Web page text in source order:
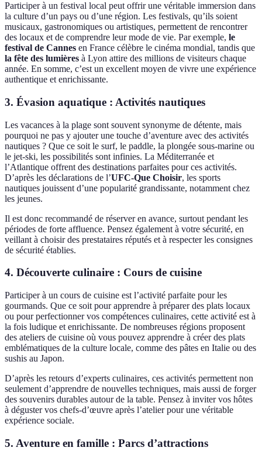
Participer à un festival local peut offrir une véritable immersion dans
la culture d’un pays ou d’une région. Les festivals, qu’ils soient
musicaux, gastronomiques ou artistiques, permettent de rencontrer
des locaux et de comprendre leur mode de vie. Par exemple, le
festival de Cannes en France célèbre le cinéma mondial, tandis que
la fête des lumières à Lyon attire des millions de visiteurs chaque
année. En somme, c’est un excellent moyen de vivre une expérience
authentique et enrichissante.
3. Évasion aquatique : Activités nautiques
Les vacances à la plage sont souvent synonyme de détente, mais
pourquoi ne pas y ajouter une touche d’aventure avec des activités
nautiques ? Que ce soit le surf, le paddle, la plongée sous-marine ou
le jet-ski, les possibilités sont infinies. La Méditerranée et
l’Atlantique offrent des destinations parfaites pour ces activités.
D’après les déclarations de l’UFC-Que Choisir, les sports
nautiques jouissent d’une popularité grandissante, notamment chez
les jeunes.
Il est donc recommandé de réserver en avance, surtout pendant les
périodes de forte affluence. Pensez également à votre sécurité, en
veillant à choisir des prestataires réputés et à respecter les consignes
de sécurité établies.
4. Découverte culinaire : Cours de cuisine
Participer à un cours de cuisine est l’activité parfaite pour les
gourmands. Que ce soit pour apprendre à préparer des plats locaux
ou pour perfectionner vos compétences culinaires, cette activité est à
la fois ludique et enrichissante. De nombreuses régions proposent
des ateliers de cuisine où vous pouvez apprendre à créer des plats
emblématiques de la culture locale, comme des pâtes en Italie ou des
sushis au Japon.
D’après les retours d’experts culinaires, ces activités permettent non
seulement d’apprendre de nouvelles techniques, mais aussi de forger
des souvenirs durables autour de la table. Pensez à inviter vos hôtes
à déguster vos chefs-d’œuvre après l’atelier pour une véritable
expérience sociale.
5. Aventure en famille : Parcs d’attractions